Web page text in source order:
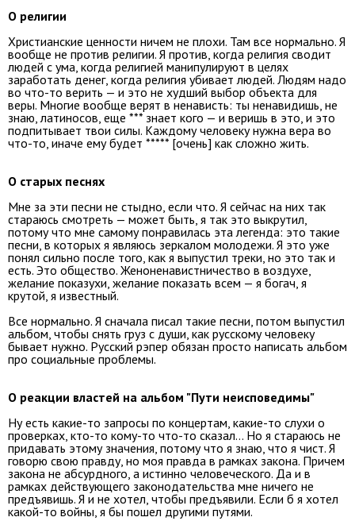
О религии
Христианские ценности ничем не плохи. Там все нормально. Я
вообще не против религии. Я против, когда религия сводит
людей с ума, когда религией манипулируют в целях
заработать денег, когда религия убивает людей. Людям надо
во что-то верить — и это не худший выбор объекта для
веры. Многие вообще верят в ненависть: ты ненавидишь, не
знаю, латиносов, еще *** знает кого — и веришь в это, и это
подпитывает твои силы. Каждому человеку нужна вера во
что-то, иначе ему будет ***** [очень] как сложно жить.
О старых песнях
Мне за эти песни не стыдно, если что. Я сейчас на них так
стараюсь смотреть — может быть, я так это выкрутил,
потому что мне самому понравилась эта легенда: это такие
песни, в которых я являюсь зеркалом молодежи. Я это уже
понял сильно после того, как я выпустил треки, но это так и
есть. Это общество. Женоненавистничество в воздухе,
желание показухи, желание показать всем — я богач, я
крутой, я известный.
Все нормально. Я сначала писал такие песни, потом выпустил
альбом, чтобы снять груз с души, как русскому человеку
бывает нужно. Русский рэпер обязан просто написать альбом
про социальные проблемы.
О реакции властей на альбом "Пути неисповедимы"
Ну есть какие-то запросы по концертам, какие-то слухи о
проверках, кто-то кому-то что-то сказал… Но я стараюсь не
придавать этому значения, потому что я знаю, что я чист. Я
говорю свою правду, но моя правда в рамках закона. Причем
закона не абсурдного, а истинно человеческого. Да и в
рамках действующего законодательства мне ничего не
предъявишь. Я и не хотел, чтобы предъявили. Если б я хотел
какой-то войны, я бы пошел другими путями.